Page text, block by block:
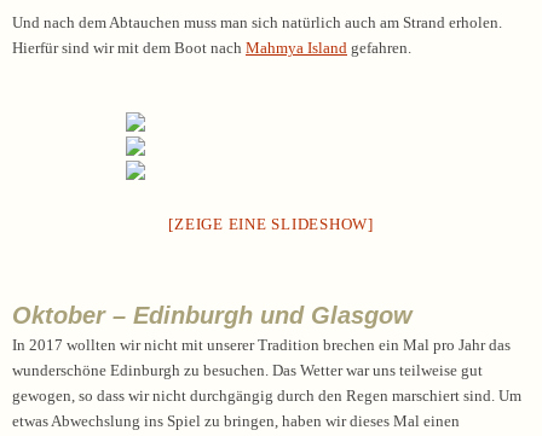
Und nach dem Abtauchen muss man sich natürlich auch am Strand erholen.
Hierfür sind wir mit dem Boot nach Mahmya Island gefahren.
[ZEIGE EINE SLIDESHOW]
Oktober – Edinburgh und Glasgow
In 2017 wollten wir nicht mit unserer Tradition brechen ein Mal pro Jahr das
wunderschöne Edinburgh zu besuchen. Das Wetter war uns teilweise gut
gewogen, so dass wir nicht durchgängig durch den Regen marschiert sind. Um
etwas Abwechslung ins Spiel zu bringen, haben wir dieses Mal einen